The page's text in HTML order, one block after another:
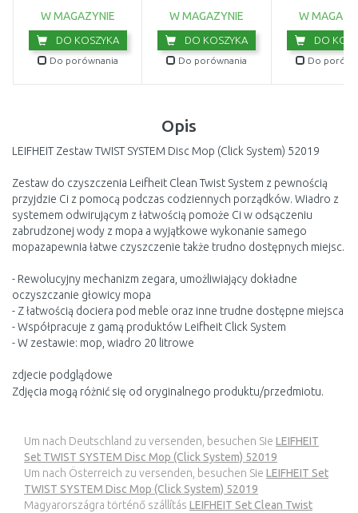
W MAGAZYNIE
DO KOSZYKA
Do porównania
W MAGAZYNIE
DO KOSZYKA
Do porównania
W
DO
Do
Opis
LEIFHEIT Zestaw TWIST SYSTEM Disc Mop (Click System) 52019
Zestaw do czyszczenia Leifheit Clean Twist System z pewnością
przyjdzie Ci z pomocą podczas codziennych porządków. Wiadro z
systemem odwirującym z łatwością pomoże Ci w odsączeniu
zabrudzonej wody z mopa a wyjątkowe wykonanie samego
mopazapewnia łatwe czyszczenie także trudno dostępnych miejsc.
- Rewolucyjny mechanizm zegara, umożliwiający dokładne
oczyszczanie głowicy mopa
- Z łatwością dociera pod meble oraz inne trudne dostępne miejsca
- Współpracuje z gamą produktów Leifheit Click System
- W zestawie: mop, wiadro 20 litrowe
zdjecie podglądowe
Zdjęcia mogą różnić się od oryginalnego produktu/przedmiotu.
Um nach Deutschland zu versenden, besuchen Sie LEIFHEIT
Set TWIST SYSTEM Disc Mop (Click System) 52019
Um nach Österreich zu versenden, besuchen Sie LEIFHEIT Set
TWIST SYSTEM Disc Mop (Click System) 52019
Magyarországra történő szállítás LEIFHEIT Set Clean Twist